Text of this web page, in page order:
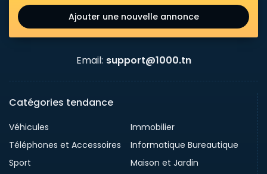
Ajouter une nouvelle annonce
Email: support@1000.tn
Catégories tendance
Véhicules
Immobilier
Téléphones et Accessoires
Informatique Bureautique
Sport
Maison et Jardin